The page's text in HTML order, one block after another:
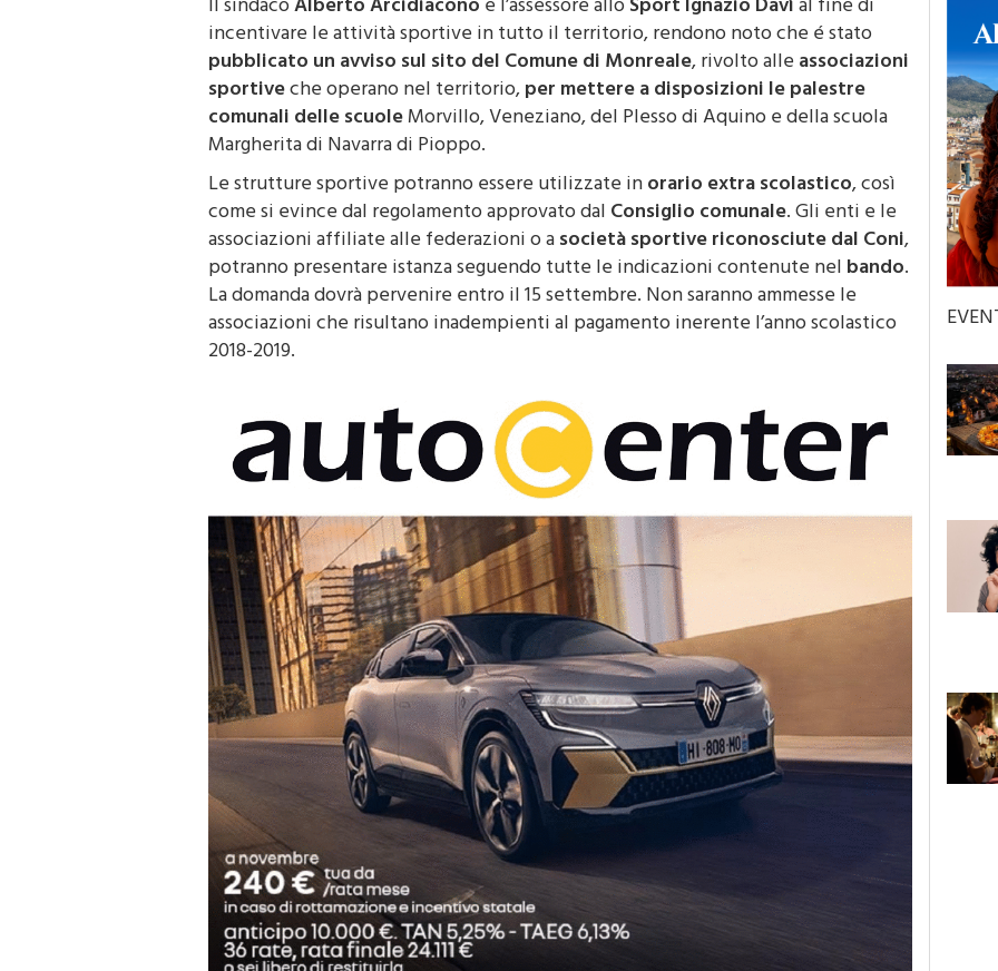
incentivare le attività sportive in tutto il territorio, rendono noto che é stato
pubblicato un avviso sul sito del Comune di Monreale, rivolto alleassociazioni
sportiveche operano nel territorio,per mettere a disposizioni le palestre
comunali delle scuoleMorvillo, Veneziano, del Plesso di Aquino e della scuola
Margherita di Navarra di Pioppo.
Le strutture sportive potranno essere utilizzate inorario extra scolastico , così
come si evince dal regolamento approvato dalConsiglio comunale. Gli enti e le
associazioni affiliate alle federazioni o asocietà sportive riconosciute dal Coni
potranno presentare istanza seguendo tutte le indicazioni contenute nelbando.
La domanda dovrà pervenire entro il 15 settembre. Non saranno ammesse le
associazioni che risultano inadempienti al pagamento inerente l’anno scolastico
2018-2019.